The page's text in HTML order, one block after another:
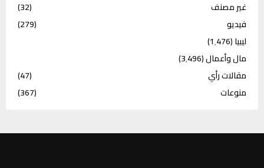
غير مصنف
(32)
فيديو
(279)
ليبيا(1٬476)
مال وأعمال(3٬496)
مقالات رأي
(47)
منوعات
(367)